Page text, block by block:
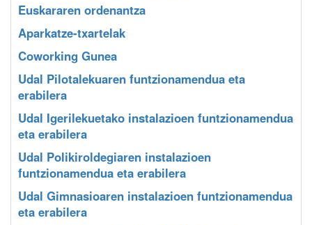
Euskararen ordenantza
Aparkatze-txartelak
Coworking Gunea
Udal Pilotalekuaren funtzionamendua eta
erabilera
Udal Igerilekuetako instalazioen funtzionamendua
eta erabilera
Udal Polikiroldegiaren instalazioen
funtzionamendua eta erabilera
Udal Gimnasioaren instalazioen funtzionamendua
eta erabilera